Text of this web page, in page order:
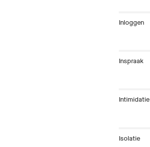
Inloggen
Inspraak
Intimidatie
Isolatie